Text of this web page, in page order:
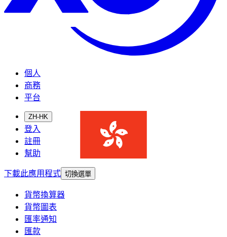
個人
商務
平台
ZH-HK
登入
註冊
幫助
下載此應用程式 切換選單
貨幣換算器
貨幣圖表
匯率通知
匯款